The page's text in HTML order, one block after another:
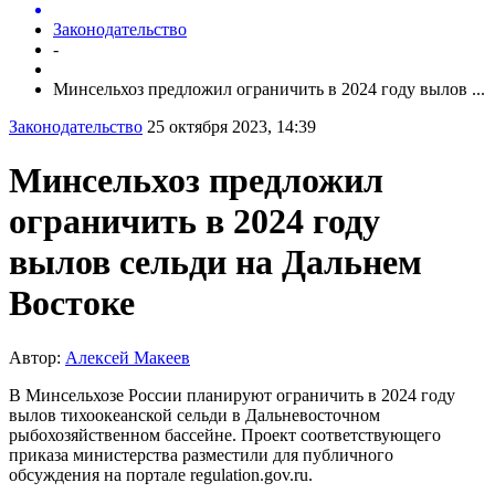
Законодательство
-
Минсельхоз предложил ограничить в 2024 году вылов ...
Законодательство 25 октября 2023, 14:39
Минсельхоз предложил
ограничить в 2024 году
вылов сельди на Дальнем
Востоке
Автор: Алексей Макеев
В Минсельхозе России планируют ограничить в 2024 году
вылов тихоокеанской сельди в Дальневосточном
рыбохозяйственном бассейне. Проект соответствующего
приказа министерства разместили для публичного
обсуждения на портале regulation.gov.ru.